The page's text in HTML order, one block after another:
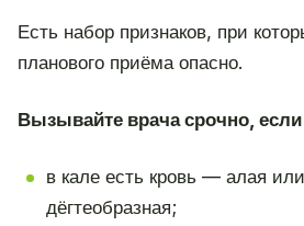
Есть набор признаков, при
планового приёма опасно.
Вызывайте врача срочно, если
в кале есть кровь — алая
дёгтеобразная;